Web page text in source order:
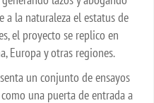
la naturaleza el estatus de
el proyecto se replico en
Europa y otras regiones.
un conjunto de ensayos
una puerta de entrada a